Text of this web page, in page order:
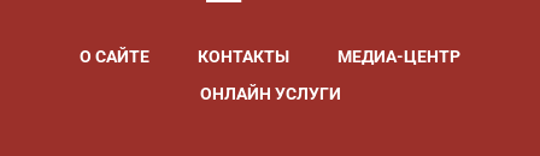
О САЙТЕ КОНТАКТЫ
МЕДИА-ЦЕНТР
ОНЛАЙН УСЛУГИ